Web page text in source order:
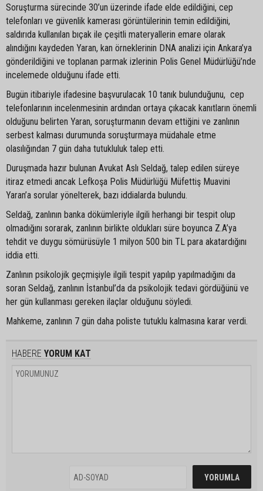
Soruşturma sürecinde 30’un üzerinde ifade elde edildiğini, cep
telefonları ve güvenlik kamerası görüntülerinin temin edildiğini,
saldırıda kullanılan bıçak ile çeşitli materyallerin emare olarak
alındığını kaydeden Yaran, kan örneklerinin DNA analizi için Ankara’ya
gönderildiğini ve toplanan parmak izlerinin Polis Genel Müdürlüğü’nde
incelemede olduğunu ifade etti.
Bugün itibariyle ifadesine başvurulacak 10 tanık bulunduğunu, cep
telefonlarının incelenmesinin ardından ortaya çıkacak kanıtların önemli
olduğunu belirten Yaran, soruşturmanın devam ettiğini ve zanlının
serbest kalması durumunda soruşturmaya müdahale etme
olasılığından 7 gün daha tutukluluk talep etti.
Duruşmada hazır bulunan Avukat Aslı Seldağ, talep edilen süreye
itiraz etmedi ancak Lefkoşa Polis Müdürlüğü Müfettiş Muavini
Yaran’a sorular yönelterek, bazı iddialarda bulundu.
Seldağ, zanlının banka dökümleriyle ilgili herhangi bir tespit olup
olmadığını sorarak, zanlının birlikte oldukları süre boyunca Z.A’ya
tehdit ve duygu sömürüsüyle 1 milyon 500 bin TL para akatardığını
iddia etti.
Zanlının psikolojik geçmişiyle ilgili tespit yapılıp yapılmadığını da
soran Seldağ, zanlının İstanbul’da da psikolojik tedavi gördüğünü ve
her gün kullanması gereken ilaçlar olduğunu söyledi.
Mahkeme, zanlının 7 gün daha poliste tutuklu kalmasına karar verdi.
HABERE YORUM KAT